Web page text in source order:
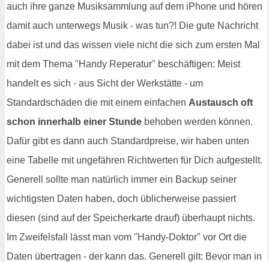
auch ihre ganze Musiksammlung auf dem iPhone und hören
damit auch unterwegs Musik - was tun?! Die gute Nachricht
dabei ist und das wissen viele nicht die sich zum ersten Mal
mit dem Thema "Handy Reperatur" beschäftigen: Meist
handelt es sich - aus Sicht der Werkstätte - um
Standardschäden die mit einem einfachen Austausch oft
schon innerhalb einer Stunde behoben werden können.
Dafür gibt es dann auch Standardpreise, wir haben unten
eine Tabelle mit ungefähren Richtwerten für Dich aufgestellt.
Generell sollte man natürlich immer ein Backup seiner
wichtigsten Daten haben, doch üblicherweise passiert
diesen (sind auf der Speicherkarte drauf) überhaupt nichts.
Im Zweifelsfall lässt man vom "Handy-Doktor" vor Ort die
Daten übertragen - der kann das. Generell gilt: Bevor man in